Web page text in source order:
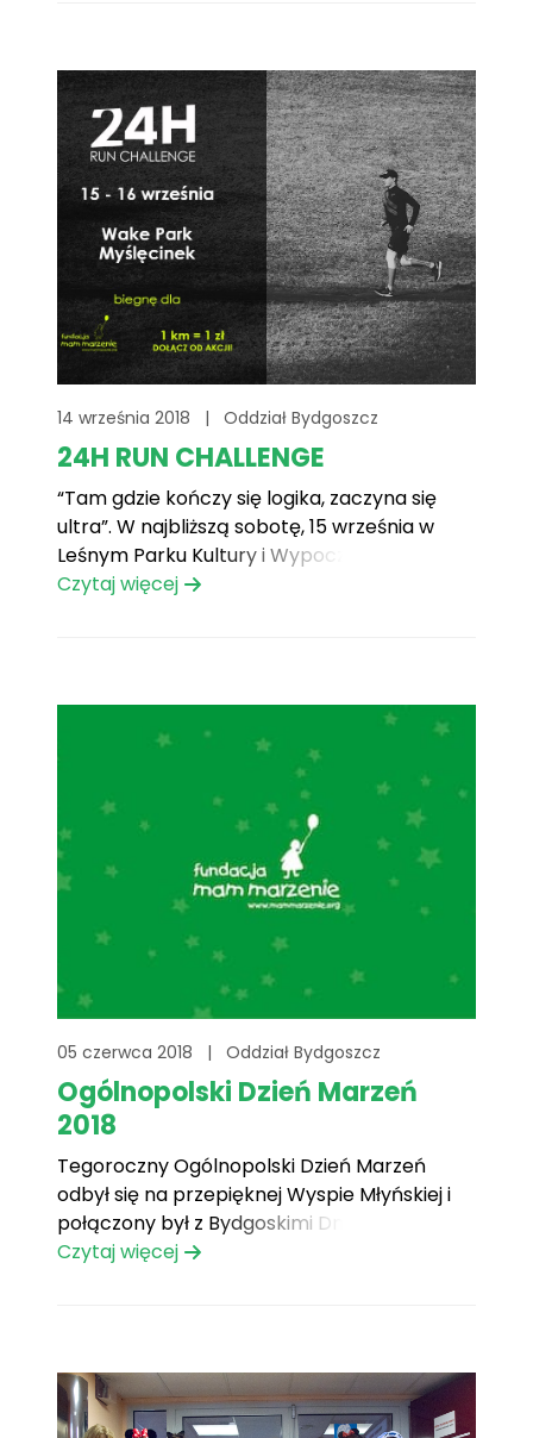
Bydgoszczy. Prezenty sprawiły dzieciakom
wielką[...]
14 września 2018 | Oddział Bydgoszcz
24H RUN CHALLENGE
“Tam gdzie kończy się logika, zaczyna się
ultra”. W najbliższą sobotę, 15 września w
Leśnym Parku Kultury i Wypoczynku
Myślęcinek w Bydgoszczy odbędzie się
‘tam gdzie kończy się logika, tam zaczyna[...]
Czytaj więcej
05 czerwca 2018 | Oddział Bydgoszcz
Ogólnopolski Dzień Marzeń
2018
Tegoroczny Ogólnopolski Dzień Marzeń
odbył się na przepięknej Wyspie Młyńskiej i
połączony był z Bydgoskimi Dniami Nauki.
Pogodę mieliśmy przepiękną,
Pierwsi chętni pojawili się już na godzinę
przed oficjalnym rozpoczęciem imprezy. Na
Wyspie Młyńskiej było nas[...]
Czytaj więcej